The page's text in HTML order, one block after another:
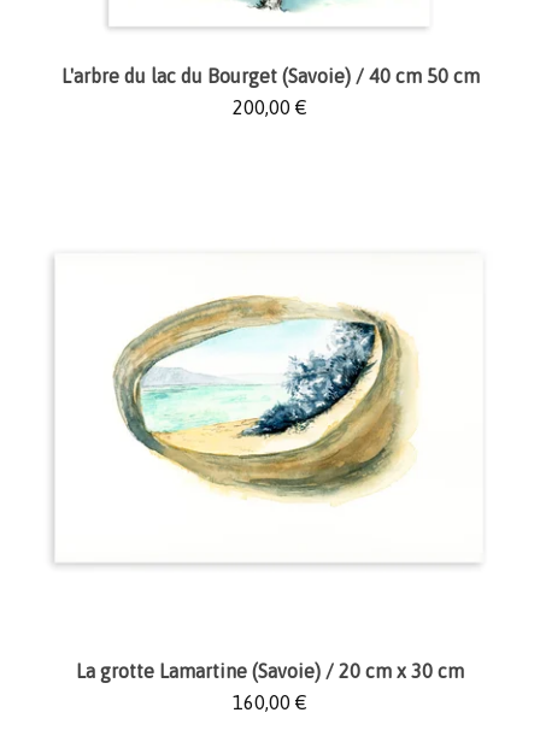
L'arbre du lac du Bourget (Savoie) / 40 cm 50 cm
200,00 €
La grotte Lamartine (Savoie) / 20 cm x 30 cm
160,00 €